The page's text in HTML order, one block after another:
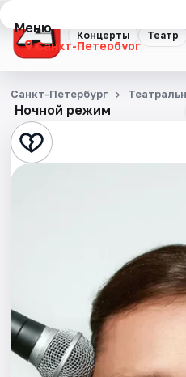
Концерты Театр
Меню
Санкт-Петербург
Концерты
Театр
Стендап
Спорт
События
Ночной режим
Санкт-Петербург